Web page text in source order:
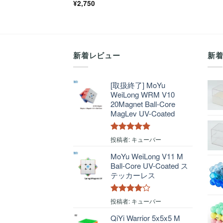
¥2,750
新着レビュー
[取扱終了] MoYu
WeiLong WRM V10
20Magnet Ball-Core
MagLev UV-Coated
5段階中 5 の
投稿者: キューバー
MoYu WeiLong V11 M
Ball-Core UV-Coated ス
テッカーレス
5段階中 4
投稿者: キューバー
QiYi Warrior 5x5x5 M
新着